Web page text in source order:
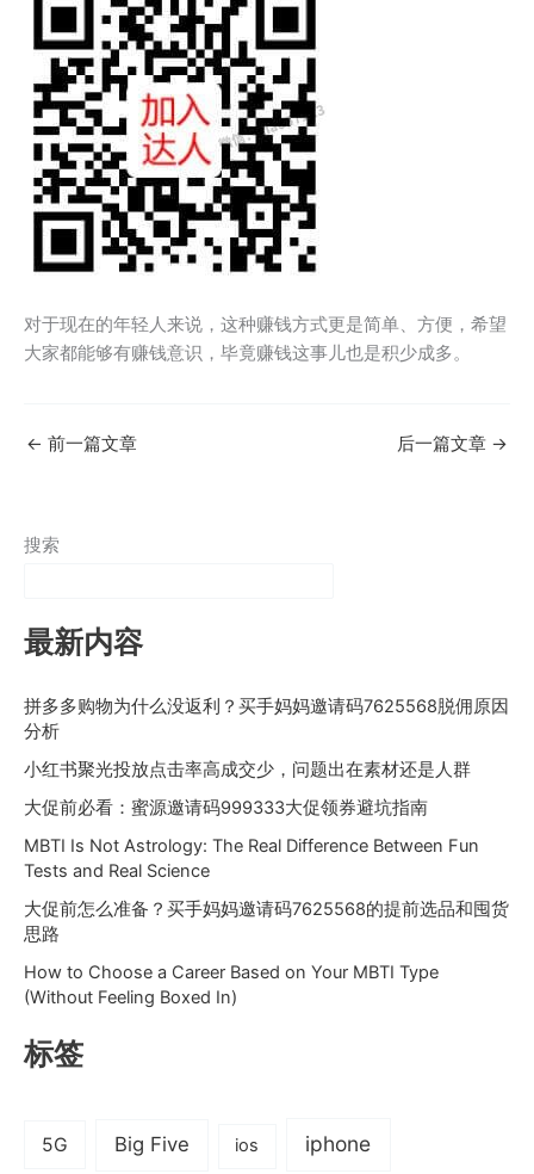
对于现在的年轻人来说，这种赚钱方式更是简单、方便，希望
大家都能够有赚钱意识，毕竟赚钱这事儿也是积少成多。
← 前一篇文章 后一篇文章 →
搜索
最新内容
拼多多购物为什么没返利？买手妈妈邀请码7625568脱佣原因
分析
小红书聚光投放点击率高成交少，问题出在素材还是人群
大促前必看：蜜源邀请码999333大促领券避坑指南
MBTI Is Not Astrology: The Real Difference Between Fun
Tests and Real Science
大促前怎么准备？买手妈妈邀请码7625568的提前选品和囤货
思路
How to Choose a Career Based on Your MBTI Type
(Without Feeling Boxed In)
标签
5G Big Five ios iphone